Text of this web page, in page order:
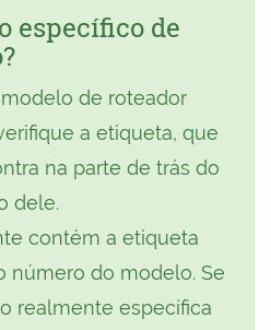
específico de
de roteador
a etiqueta, que
na parte de trás do
dele.
contém a etiqueta
número do modelo. Se
realmente específica